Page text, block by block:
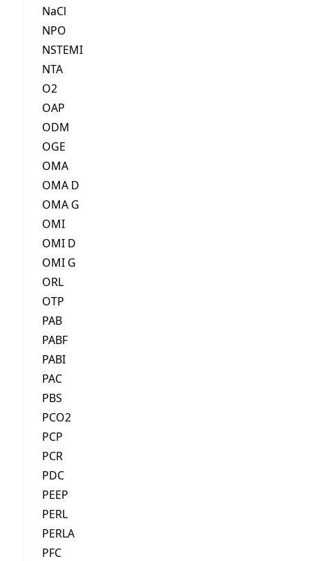
NaCl
NPO
NSTEMI
NTA
O2
OAP
ODM
OGE
OMA
OMA D
OMA G
OMI
OMI D
OMI G
ORL
OTP
PAB
PABF
PABI
PAC
PBS
PCO2
PCP
PCR
PDC
PEEP
PERL
PERLA
PFC